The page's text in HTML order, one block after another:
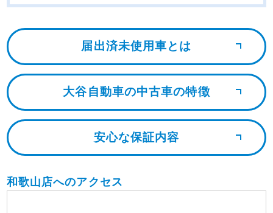
届出済未使用車とは
大谷自動車の中古車の特徴
安心な保証内容
和歌山店へのアクセス